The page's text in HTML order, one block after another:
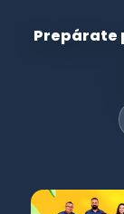
Prepárate